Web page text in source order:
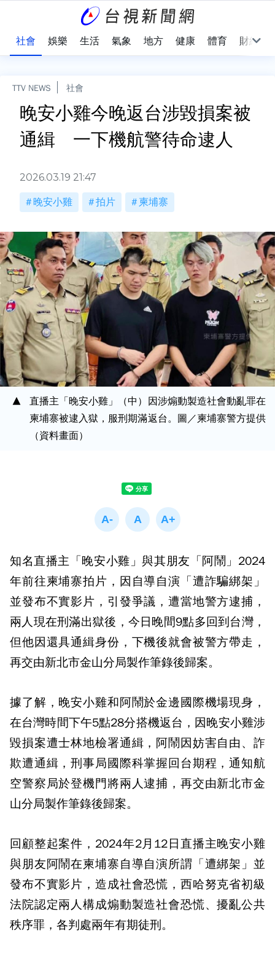
社會 娛樂 生活 氣象 地方 健康 體育 財經
TTV NEWS 社會
晚安小雞今晚返台涉毀損案被
通緝 一下機航警待命逮人
2026.03.19 21:47
晚安小雞 拍片 柬埔寨
直播主「晚安小雞」（中）因涉煽動製造社會動亂罪在
柬埔寨被逮入獄，服刑期滿返台。圖／柬埔寨警方提供
（資料畫面）
知名直播主「晚安小雞」與其朋友「阿鬧」2024
年前往柬埔寨拍片，因自導自演「遭詐騙綁架」
並發布不實影片，引發爭議，遭當地警方逮捕，
兩人現在刑滿出獄後，今日晚間9點多回到台灣，
但他因還具通緝身份，下機後就會被警方帶走，
再交由新北市金山分局製作筆錄後歸案。
據了解，晚安小雞和阿鬧於金邊國際機場現身，
在台灣時間下午5點28分搭機返台，因晚安小雞涉
毀損案遭士林地檢署通緝，阿鬧因妨害自由、詐
欺遭通緝，刑事局國際科掌握回台期程，通知航
空警察局於登機門將兩人逮捕，再交由新北市金
山分局製作筆錄後歸案。
回顧整起案件，2024年2月12日直播主晚安小雞
與朋友阿鬧在柬埔寨自導自演所謂「遭綁架」並
發布不實影片，造成社會恐慌，西哈努克省初級
法院認定兩人構成煽動製造社會恐慌、擾亂公共
秩序罪，各判處兩年有期徒刑。